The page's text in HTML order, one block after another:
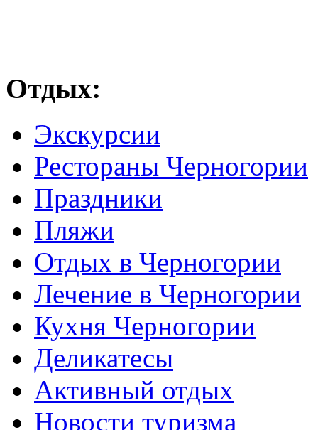
Отдых:
Экскурсии
Рестораны Черногории
Праздники
Пляжи
Отдых в Черногории
Лечение в Черногории
Кухня Черногории
Деликатесы
Активный отдых
Новости туризма